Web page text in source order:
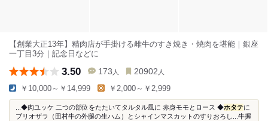
【創業大正13年】精肉店が手掛ける雌牛のすき焼き・焼肉を堪能｜銀座
一丁目3分｜記念日などに
3.50 173 人 20902 人
￥10,000～￥14,999 ￥2,000～￥2,999
...◆肉ユッケ 二つの部位をたたいてタルタル風に 赤身モモとロース ◆ホタテに
ブリオザラ（田村牛の外腿の生ハム）とシャインマスカットのすりおろし...牛握